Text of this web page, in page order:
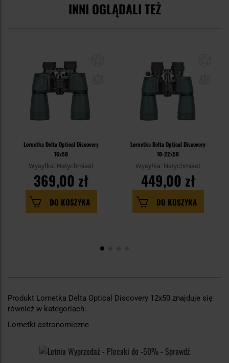
INNI OGLĄDALI TEŻ
Lornetka Delta Optical Discovery
16x50
Wysyłka: Natychmiast
369,00 zł
DO KOSZYKA
Lornetka Delta Optical Discovery
10-22x50
Wysyłka: Natychmiast
449,00 zł
DO KOSZYKA
Produkt Lornetka Delta Optical Discovery 12x50 znajduje się
również w kategoriach:
Lornetki astronomiczne